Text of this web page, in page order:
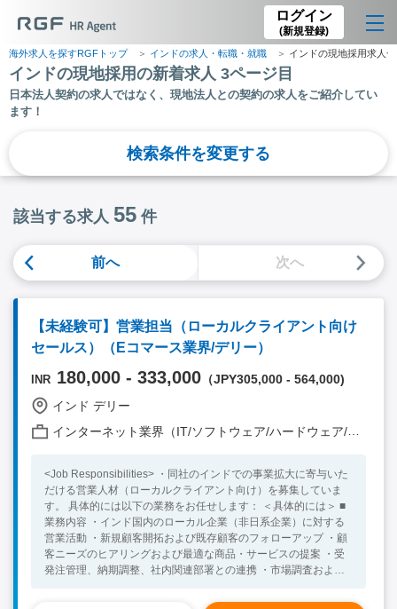
ログイン
(新規登録)
海外求人を探すRGFトップ インドの求人・転職・就職 インドの現地採用求人
インドの現地採用の新着求人 3ページ目
日本法人契約の求人ではなく、現地法人との契約の求人をご紹介してい
ます！
検索条件を変更する
該当する求人 55 件
前へ 次へ
【未経験可】営業担当（ローカルクライアント向け
セールス）（Eコマース業界/デリー）
INR 180,000 - 333,000 （JPY305,000 - 564,000)
インド デリー
インターネット業界（IT/ソフトウェア/ハードウェア/モバイル/通信 他）
<Job Responsibilities> ・同社のインドでの事業拡大に寄与いた
だける営業人材（ローカルクライアント向け）を募集していま
す。 具体的には以下の業務をお任せします： ＜具体的には＞ ■
業務内容 ・インド国内のローカル企業（非日系企業）に対する
営業活動 ・新規顧客開拓および既存顧客のフォローアップ ・顧
客ニーズのヒアリングおよび最適な商品・サービスの提案 ・受
発注管理、納期調整、社内関連部署との連携 ・市場調査および
※業務内容は暫定の内容です。お持ちのご経験やスキル、キャリ